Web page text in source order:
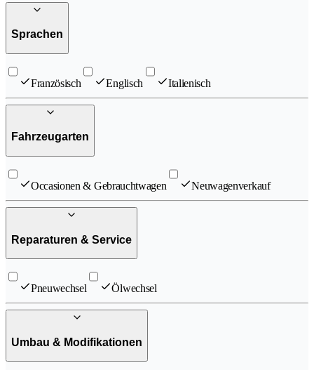
Sprachen
Französisch Englisch Italienisch
Fahrzeugarten
Occasionen & Gebrauchtwagen Neuwagenverkauf
Reparaturen & Service
Pneuwechsel Ölwechsel
Umbau & Modifikationen